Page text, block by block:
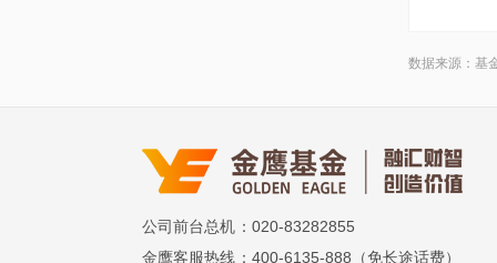
数据来源：基
公司前台总机 ：020-83282855
金鹰客服热线 ：400-6135-888（免长途话费）